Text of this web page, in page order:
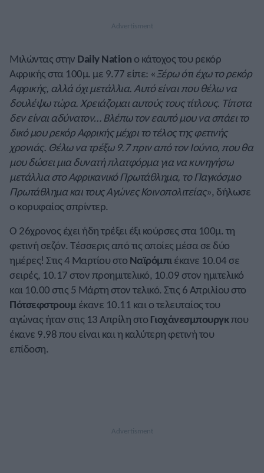
Μιλώντας στην Daily Nation ο κάτοχος του ρεκόρ
Αφρικής στα 100μ. με 9.77 είπε: «Ξέρω ότι έχω το ρεκόρ
Αφρικής, αλλά όχι μετάλλια. Αυτό είναι που θέλω να
δουλέψω τώρα. Χρειάζομαι αυτούς τους τίτλους. Τίποτα
δεν είναι αδύνατον… Βλέπω τον εαυτό μου να σπάει το
δικό μου ρεκόρ Αφρικής μέχρι το τέλος της φετινής
χρονιάς. Θέλω να τρέξω 9.7 πριν από τον Ιούνιο, που θα
μου δώσει μια δυνατή πλατφόρμα για να κυνηγήσω
μετάλλια στο Αφρικανικό Πρωτάθλημα, το Παγκόσμιο
Πρωτάθλημα και τους Αγώνες Κοινοπολιτείας», δήλωσε
ο κορυφαίος σπρίντερ.
Ο 26χρονος έχει ήδη τρέξει έξι κούρσες στα 100μ. τη
φετινή σεζόν. Τέσσερις από τις οποίες μέσα σε δύο
ημέρες! Στις 4 Μαρτίου στο Ναϊρόμπιέκανε 10.04 σε
σειρές, 10.17 στον προημιτελικό, 10.09 στον ημιτελικό
και 10.00 στις 5 Μάρτη στον τελικό. Στις 6 Απριλίου στο
Πότσεφστρουμ έκανε 10.11 και ο τελευταίος του
αγώνας ήταν στις 13 Απρίλη στο Γιοχάνεσμπουργκπου
έκανε 9.98 που είναι και η καλύτερη φετινή του
επίδοση.